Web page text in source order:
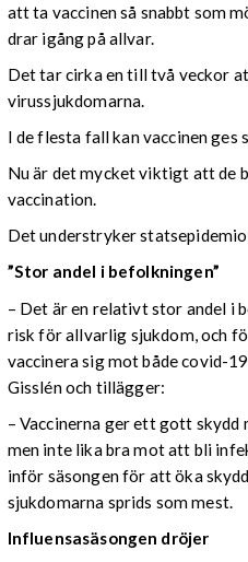
att ta vaccinen så snabbt som
drar igång på allvar.
Det tar cirka en till två veckor
virussjukdomarna.
I de flesta fall kan vaccinen ges
Nu är det mycket viktigt att de
vaccination.
Det understryker
”Stor andel i befolkningen”
– Det är en relativt stor andel i
risk för allvarlig sjukdom, och
vaccinera sig mot både covid-
Gisslén och tillägger:
– Vaccinerna ger ett gott
men inte lika bra mot att bli
inför säsongen för att öka
sjukdomarna sprids som mest.
Influensasäsongen dröjer